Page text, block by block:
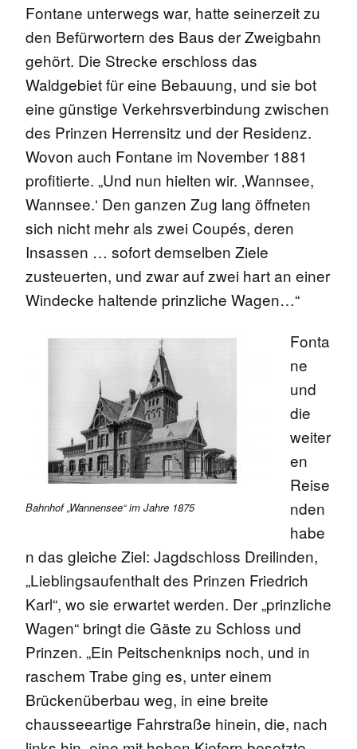
Fontane unterwegs war, hatte seinerzeit zu
den Befürwortern des Baus der Zweigbahn
gehört. Die Strecke erschloss das
Waldgebiet für eine Bebauung, und sie bot
eine günstige Verkehrsverbindung zwischen
des Prinzen Herrensitz und der Residenz.
Wovon auch Fontane im November 1881
profitierte. „Und nun hielten wir. ‚Wannsee,
Wannsee.‘ Den ganzen Zug lang öffneten
sich nicht mehr als zwei Coupés, deren
Insassen … sofort demselben Ziele
zusteuerten, und zwar auf zwei hart an einer
Windecke haltende prinzliche Wagen…“
Bahnhof „Wannensee“ im Jahre 1875
Fonta
ne
und
die
weiter
en
Reise
nden
habe
n das gleiche Ziel: Jagdschloss Dreilinden,
„Lieblingsaufenthalt des Prinzen Friedrich
Karl“, wo sie erwartet werden. Der „prinzliche
Wagen“ bringt die Gäste zu Schloss und
Prinzen. „Ein Peitschenknips noch, und in
raschem Trabe ging es, unter einem
Brückenüberbau weg, in eine breite
chausseeartige Fahrstraße hinein, die, nach